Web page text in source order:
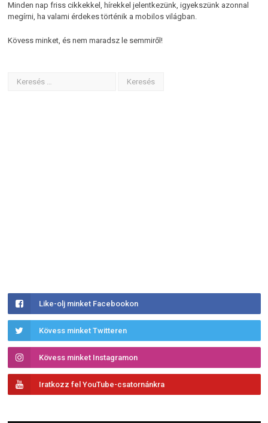
Minden nap friss cikkekkel, hírekkel jelentkezünk, igyekszünk azonnal
megírni, ha valami érdekes történik a mobilos világban.
Kövess minket, és nem maradsz le semmiről!
Like-olj minket Facebookon
Kövess minket Twitteren
Kövess minket Instagramon
Iratkozz fel YouTube-csatornánkra